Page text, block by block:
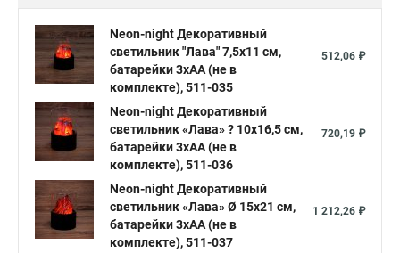
Neon-night Декоративный
светильник "Лава" 7,5х11 см,
батарейки 3хАА (не в
комплекте), 511-035
512,06 ₽
Neon-night Декоративный
светильник «Лава» ? 10х16,5 см,
батарейки 3хАА (не в
комплекте), 511-036
720,19 ₽
Neon-night Декоративный
светильник «Лава» Ø 15х21 см,
батарейки 3хАА (не в
комплекте), 511-037
1 212,26 ₽